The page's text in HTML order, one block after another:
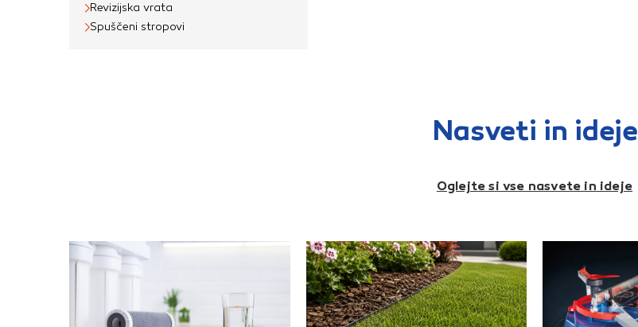
Revizijska vrata
Spuščeni stropovi
Nasveti in ideje
Oglejte si vse nasvete in ideje